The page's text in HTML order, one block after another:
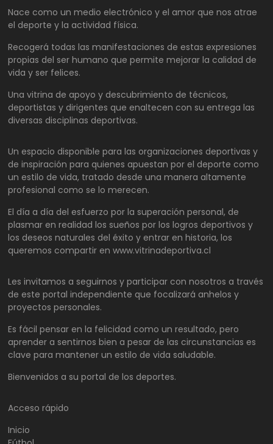
Nace como un medio electrónico y el amor que nos atrae
el deporte y la actividad física.
Recogerá todas las manifestaciones de estas expresiones
propias del ser humano que permite mejorar la calidad de
vida y ser felices.
Una vitrina de apoyo y descubrimiento de técnicos,
deportistas y dirigentes que enaltecen con su entrega las
diversas disciplinas deportivas.
Un espacio disponible para las organizaciones deportivas y
de inspiración para quienes apuestan por el deporte como
un estilo de vida, tratado desde una manera altamente
profesional como se lo merecen.
El día a día del esfuerzo por la superación personal, de
plasmar en realidad los sueños por los logros deportivos y
los deseos naturales del éxito y entrar en historia, los
queremos compartir en www.vitrinadeportiva.cl
Les invitamos a seguirnos y participar con nosotros a través
de este portal independiente que focalizará anhelos y
proyectos personales.
Es fácil pensar en la felicidad como un resultado, pero
aprender a sentirnos bien a pesar de las circunstancias es
clave para mantener un estilo de vida saludable.
Bienvenidos a su portal de los deportes.
Acceso rápido
Inicio